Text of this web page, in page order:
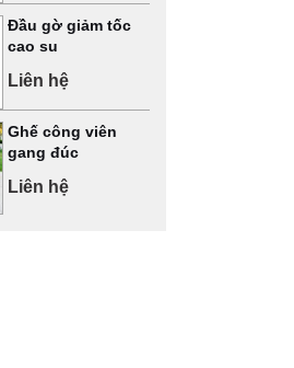
Đầu gờ giảm tốc
cao su
Liên hệ
Ghế công viên
gang đúc
Liên hệ